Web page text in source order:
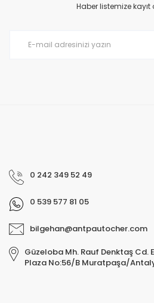
Haber listemize
0 242 349 52 49
0 539 577 81 05
bilgehan@antpautocher.com
Güzeloba Mh. Rauf Denktaş Cd.
Plaza No:56/B Muratpaşa/